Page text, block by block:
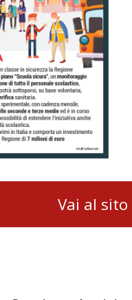
Vai al